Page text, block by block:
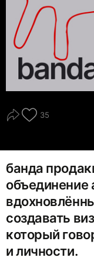
35
банда
объединение
создавать
который
и личности.